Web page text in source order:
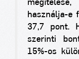
használja-e
37,7 pont.
szerinti
15%-os